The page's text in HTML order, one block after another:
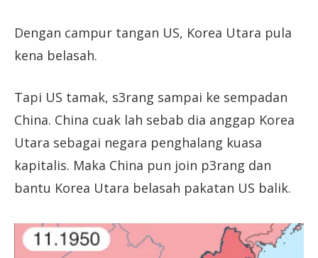
Dengan campur tangan US, Korea Utara pula
kena belasah.
Tapi US tamak, s3rang sampai ke sempadan
China. China cuak lah sebab dia anggap Korea
Utara sebagai negara penghalang kuasa
kapitalis. Maka China pun join p3rang dan
bantu Korea Utara belasah pakatan US balik.